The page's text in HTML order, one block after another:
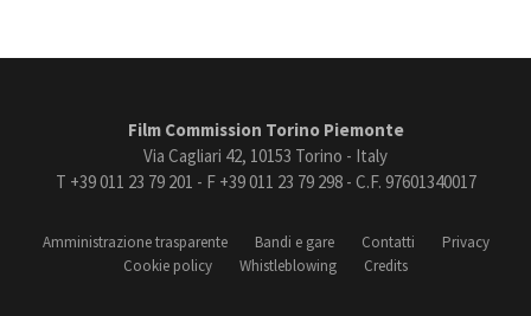
Film Commission Torino Piemonte
Via Cagliari 42, 10153 Torino - Italy
T +39 011 23 79 201 - F +39 011 23 79 298 - C.F. 97601340017
Amministrazione trasparente Bandi e gare Contatti
Privacy
Cookie policy
Whistleblowing Credits